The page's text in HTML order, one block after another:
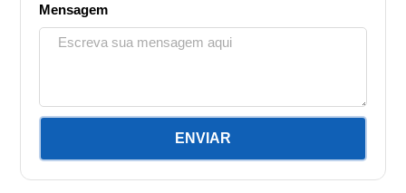
Mensagem
ENVIAR